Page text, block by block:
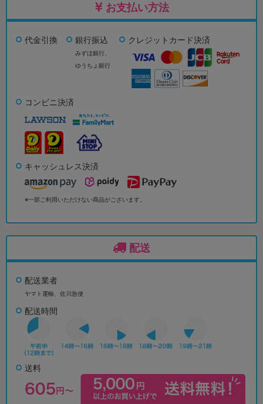
お支払い方法
代金引換 銀行振込
みずほ銀行、
ゆうちょ銀行
クレジットカード決済
コンビニ決済
キャッシュレス決済
※一部ご利用いただけない商品がございます。
配送
配送業者
ヤマト運輸、佐川急便
配送時間
送料